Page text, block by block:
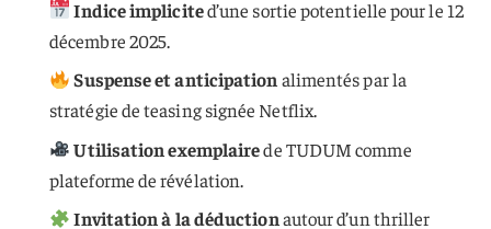
Indice implicited’une sortie potentielle pour le 12
décembre 2025.
Suspense et anticipation alimentés par la
stratégie de teasing signée Netflix.
Utilisation exemplairede TUDUM comme
plateforme de révélation.
Invitation à la déductionautour d’un thriller